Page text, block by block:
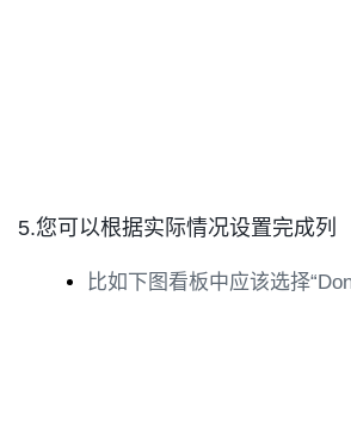
5.您可以根据实际情况设置完成列
比如下图看板中应该选择